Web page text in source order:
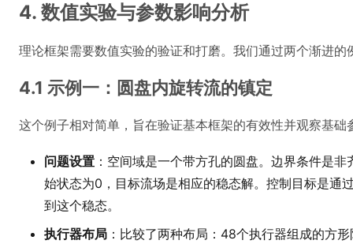
4. 数值实验与参数影响分析
理论框架需要数值实验的验证和打磨。我们通过两个渐进
4.1 示例一：圆盘内旋转流的镇定
这个例子相对简单，旨在验证基本框架的有效性并观察基础
问题设置 ：空间域是一个带方孔的圆盘。边界条件是
始状态为0，目标流场是相应的稳态解。控制目标是通
到这个稳态。
执行器布局 ：比较了两种布局：48个执行器组成的方